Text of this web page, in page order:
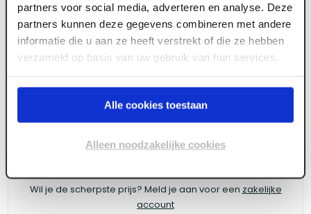
partners voor social media, adverteren en analyse. Deze
partners kunnen deze gegevens combineren met andere
informatie die u aan ze heeft verstrekt of die ze hebben
verzameld op basis van uw gebruik van hun services.
Alle cookies toestaan
Alleen noodzakelijke cookies
James Starterset Harde vloeren
Log in voor prijzen
Wil je de scherpste prijs? Meld je aan voor een zakelijke
account